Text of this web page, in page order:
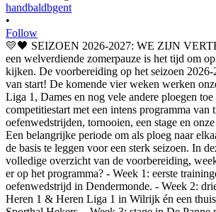
handbaldbgent
•
Follow
💛🖤 SEIZOEN 2026-2027: WE ZIJN
een welverdiende zomerpauze is het tijd om
kijken. De voorbereiding op het seizoen
van start! De komende vier weken werken
Liga 1, Dames en nog vele andere ploegen toe
competitiestart met een intens programma van
oefenwedstrijden, tornooien, een stage en
Een belangrijke periode om als ploeg naar
de basis te leggen voor een sterk seizoen. In
volledige overzicht van de voorbereiding,
er op het programma? - Week 1: eerste
oefenwedstrijd in Dendermonde. - Week 2:
Heren 1 & Heren Liga 1 in Wilrijk én een